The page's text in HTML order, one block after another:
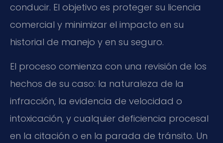
conducir. El objetivo es proteger su licencia
comercial y minimizar el impacto en su
historial de manejo y en su seguro.
El proceso comienza con una revisión de los
hechos de su caso: la naturaleza de la
infracción, la evidencia de velocidad o
intoxicación, y cualquier deficiencia procesal
en la citación o en la parada de tránsito. Un